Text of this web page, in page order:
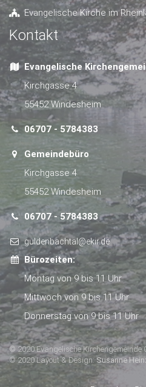
Evangelische Kirche im
Kontakt
Evangelische
Kirchgasse 4
55452 Windesheim
06707 - 5784383
Gemeindebüro
Kirchgasse 4
55452 Windesheim
06707 - 5784383
guldenbachtal@ekir.de
Bürozeiten:
Montag von 9 bis 11 Uhr
Mittwoch von 9 bis 11 Uhr
Donnerstag von 9 bis 11 Uhr
© 2020 Evangelische Kirchengemeinde
© 2020 Layout & Design: Susanne